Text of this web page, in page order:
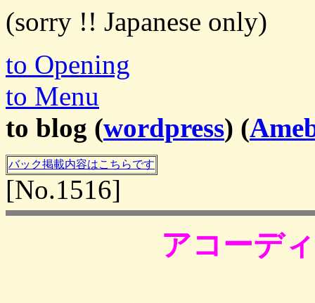
(sorry !! Japanese only)
to Opening
to Menu
to blog (wordpress) (
バック掲載内容はこちらです
[No.1516]
アコーデ